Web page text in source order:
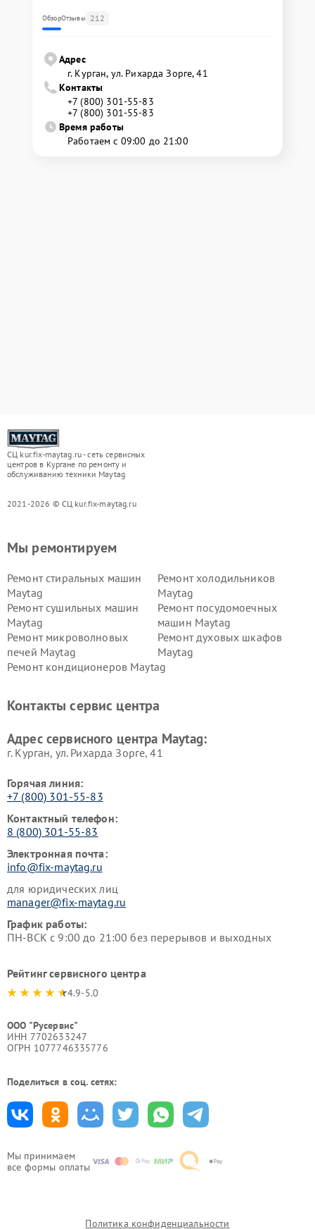
ОбзорОтзывы 212
Адрес
г. Курган, ул. Рихарда Зорге, 41
Контакты
+7 (800) 301-55-83
+7 (800) 301-55-83
Время работы
Работаем с 09:00 до 21:00
СЦ kur.fix-maytag.ru - сеть сервисных
центров в Кургане по ремонту и
обслуживанию техники Maytag
2021-2026 © СЦ kur.fix-maytag.ru
Мы принимаем
все формы оплаты
Мы ремонтируем
Ремонт стиральных машин
Maytag
Ремонт холодильников
Maytag
Ремонт сушильных машин
Maytag
Ремонт посудомоечных
машин Maytag
Ремонт микроволновых
печей Maytag
Ремонт духовых шкафов
Maytag
Ремонт кондиционеров Maytag
Контакты сервис центра
Адрес сервисного центра Maytag:
г. Курган, ул. Рихарда Зорге, 41
Горячая линия:
+7 (800) 301-55-83
Контактный телефон:
8 (800) 301-55-83
Электронная почта:
info@fix-maytag.ru
для юридических лиц
manager@fix-maytag.ru
График работы:
ПН-ВСК с 9:00 до 21:00 без перерывов и выходных
Рейтинг сервисного центра
4.9-5.0
ООО "Русервис"
ИНН 7702633247
ОГРН 1077746335776
Поделиться в соц. сетях:
Политика конфиденциальности